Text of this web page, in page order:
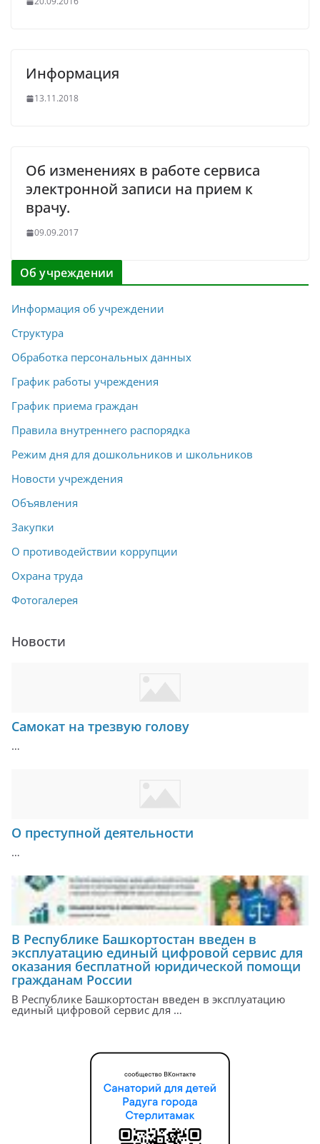
Информация
13.11.2018
Об изменениях в работе сервиса
электронной записи на прием к
врачу.
09.09.2017
Об учреждении
Информация об учреждении
Структура
Обработка персональных данных
График работы учреждения
График приема граждан
Правила внутреннего распорядка
Режим дня для дошкольников и школьников
Новости учреждения
Объявления
Закупки
О противодействии коррупции
Охрана труда
Фотогалерея
Новости
Самокат на трезвую голову
…
О преступной деятельности
…
В Республике Башкортостан введен в
эксплуатацию единый цифровой сервис для
оказания бесплатной юридической помощи
гражданам России
В Республике Башкортостан введен в эксплуатацию
единый цифровой сервис для …